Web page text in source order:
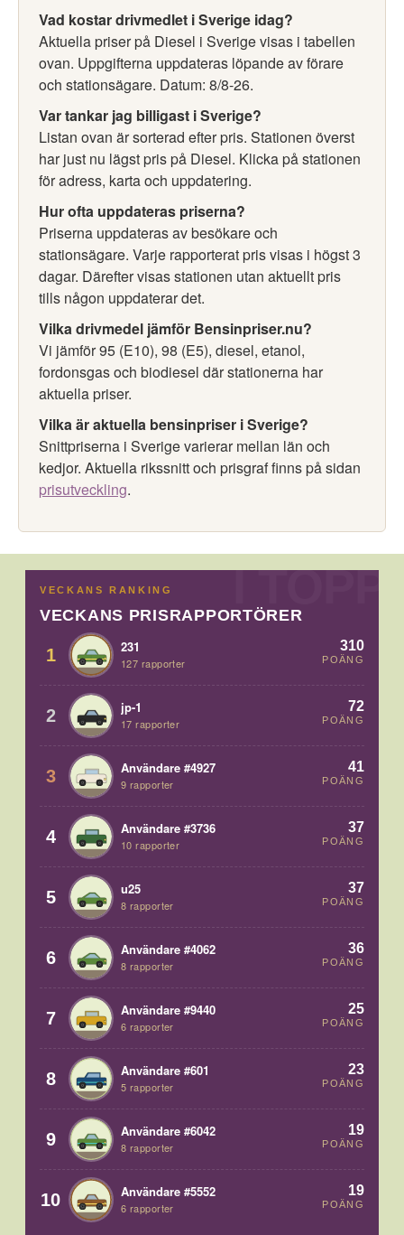
Vad kostar drivmedlet i Sverige idag?
Aktuella priser på Diesel i Sverige visas i tabellen
ovan. Uppgifterna uppdateras löpande av förare
och stationsägare. Datum: 8/8-26.
Var tankar jag billigast i Sverige?
Listan ovan är sorterad efter pris. Stationen överst
har just nu lägst pris på Diesel. Klicka på stationen
för adress, karta och uppdatering.
Hur ofta uppdateras priserna?
Priserna uppdateras av besökare och
stationsägare. Varje rapporterat pris visas i högst 3
dagar. Därefter visas stationen utan aktuellt pris
tills någon uppdaterar det.
Vilka drivmedel jämför Bensinpriser.nu?
Vi jämför 95 (E10), 98 (E5), diesel, etanol,
fordonsgas och biodiesel där stationerna har
aktuella priser.
Vilka är aktuella bensinpriser i Sverige?
Snittpriserna i Sverige varierar mellan län och
kedjor. Aktuella rikssnitt och prisgraf finns på sidan
prisutveckling.
VECKANS RANKING
VECKANS PRISRAPPORTÖRER
1 231
127 rapporter
310
POÄNG
2 jp-1
17 rapporter
72
POÄNG
3 Användare #4927
9 rapporter
41
POÄNG
4 Användare #3736
10 rapporter
37
POÄNG
5 u25
8 rapporter
37
POÄNG
6 Användare #4062
8 rapporter
36
POÄNG
7 Användare #9440
6 rapporter
25
POÄNG
8 Användare #601
5 rapporter
23
POÄNG
9 Användare #6042
8 rapporter
19
POÄNG
10 Användare #5552
6 rapporter
19
POÄNG